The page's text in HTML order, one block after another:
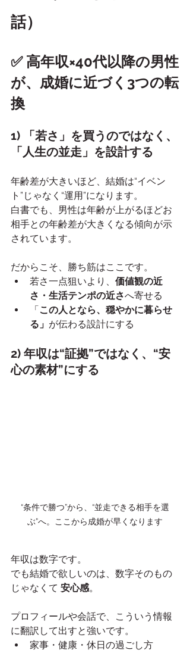
話）
✅ 高年収×40代以降の男性
が、成婚に近づく3つの転
換
1) 「若さ」を買うのではなく、
「人生の並走」を設計する
年齢差が大きいほど、結婚は“イベン
ト”じゃなく“運用”になります。
白書でも、男性は年齢が上がるほどお
相手との年齢差が大きくなる傾向が示
されています。
だからこそ、勝ち筋はここです。
若さ一点狙いより、 価値観の近
さ・生活テンポの近さへ寄せる
「この人となら、穏やかに暮らせ
る」 が伝わる設計にする
2) 年収は“証拠”ではなく、“安
心の素材”にする
“条件で勝つ”から、“並走できる相手を選
ぶ”へ。ここから成婚が早くなります
年収は数字です。
でも結婚で欲しいのは、数字そのもの
じゃなくて 安心感。
プロフィールや会話で、こういう情報
に翻訳して出すと強いです。
家事・健康・休日の過ごし方